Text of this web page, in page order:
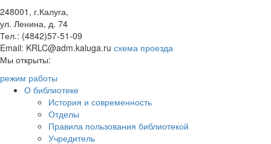
248001, г.Калуга,
ул. Ленина, д. 74
Тел.: (4842)57-51-09
Email: KRLC@adm.kaluga.ru схема проезда
Мы открыты:
режим работы
О библиотеке
История и современность
Отделы
Правила пользования библиотекой
Учредитель